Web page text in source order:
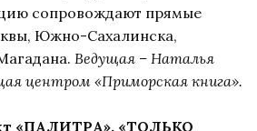
сопровождают прямые
Южно-Сахалинска,
Ведущая – Наталья
центром «Приморская книга».
«ПАЛИТРА». «ТОЛЬКО